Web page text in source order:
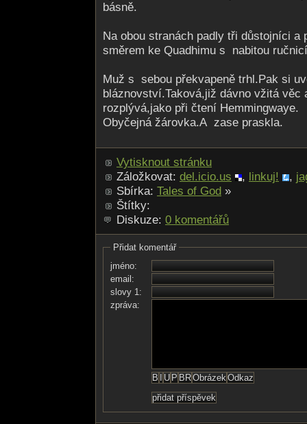
básně.
Na obou stranách padly tři důstojníci a
směrem ke Quadhimu s nabitou
Muž s sebou překvapeně trhl.Pak si
bláznovství.Ta­ková,již dávno vžitá věc
rozplývá,jako při čtení Hemmingwaye.
Obyčejná žárovka.A zase praskla.
Vytisknout stránku
Záložkovat: del.icio.us , linkuj! ,
Sbírka: Tales of God »
Štítky:
Diskuze: 0 komentářů
Přidat komentář
jméno:
email:
slovy 1:
zpráva: